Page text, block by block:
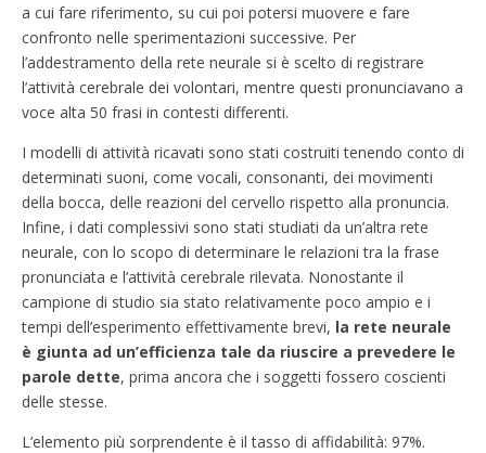
a cui fare riferimento, su cui poi potersi muovere e fare
confronto nelle sperimentazioni successive. Per
l’addestramento della rete neurale si è scelto di registrare
l’attività cerebrale dei volontari, mentre questi pronunciavano a
voce alta 50 frasi in contesti differenti.
I modelli di attività ricavati sono stati costruiti tenendo conto di
determinati suoni, come vocali, consonanti, dei movimenti
della bocca, delle reazioni del cervello rispetto alla pronuncia.
Infine, i dati complessivi sono stati studiati da un’altra rete
neurale, con lo scopo di determinare le relazioni tra la frase
pronunciata e l’attività cerebrale rilevata. Nonostante il
campione di studio sia stato relativamente poco ampio e i
tempi dell’esperimento effettivamente brevi, la rete neurale
è giunta ad un’efficienza tale da riuscire a prevedere le
parole dette, prima ancora che i soggetti fossero coscienti
delle stesse.
L’elemento più sorprendente è il tasso di affidabilità: 97%.